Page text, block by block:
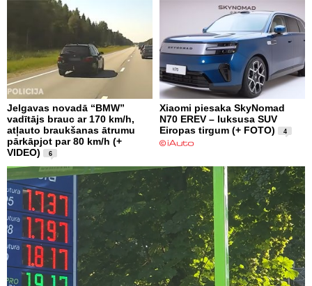
Jelgavas novadā “BMW”
vadītājs brauc ar 170 km/h,
atļauto braukšanas ātrumu
pārkāpjot par 80 km/h (+
VIDEO)
6
Xiaomi piesaka SkyNomad
N70 EREV – luksusa SUV
Eiropas tirgum (+ FOTO)
4